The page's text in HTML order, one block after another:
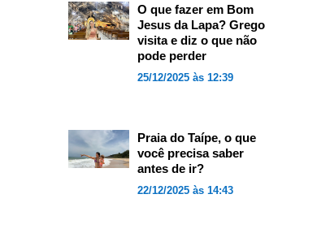
O que fazer em Bom
Jesus da Lapa? Grego
visita e diz o que não
pode perder
25/12/2025 às 12:39
Praia do Taípe, o que
você precisa saber
antes de ir?
22/12/2025 às 14:43